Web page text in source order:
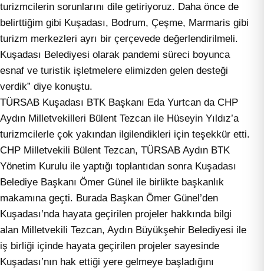
turizmcilerin sorunlarını dile getiriyoruz. Daha önce de
belirttiğim gibi Kuşadası, Bodrum, Çeşme, Marmaris gibi
turizm merkezleri ayrı bir çerçevede değerlendirilmeli.
Kuşadası Belediyesi olarak pandemi süreci boyunca
esnaf ve turistik işletmelere elimizden gelen desteği
verdik” diye konuştu.
TÜRSAB Kuşadası BTK Başkanı Eda Yurtcan da CHP
Aydın Milletvekilleri Bülent Tezcan ile Hüseyin Yıldız’a
turizmcilerle çok yakından ilgilendikleri için teşekkür etti.
CHP Milletvekili Bülent Tezcan, TÜRSAB Aydın BTK
Yönetim Kurulu ile yaptığı toplantıdan sonra Kuşadası
Belediye Başkanı Ömer Günel ile birlikte başkanlık
makamına geçti. Burada Başkan Ömer Günel’den
Kuşadası’nda hayata geçirilen projeler hakkında bilgi
alan Milletvekili Tezcan, Aydın Büyükşehir Belediyesi ile
iş birliği içinde hayata geçirilen projeler sayesinde
Kuşadası’nın hak ettiği yere gelmeye başladığını